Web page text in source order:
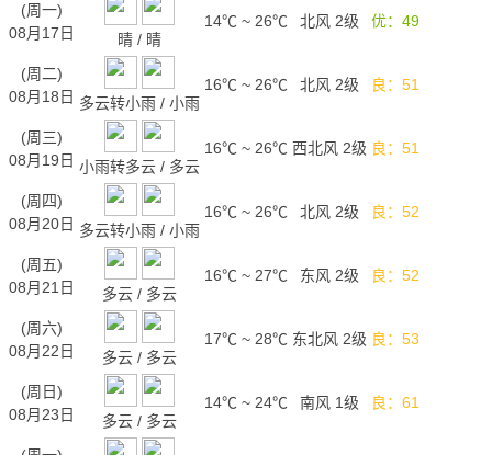
(周一)
08月17日
晴 / 晴
14℃ ~ 26℃ 北风 2级 优：49
(周二)
08月18日 多云转小雨 / 小雨
16℃ ~ 26℃ 北风 2级 良：51
(周三)
08月19日 小雨转多云 / 多云
16℃ ~ 26℃ 西北风 2级 良：51
(周四)
08月20日 多云转小雨 / 小雨
16℃ ~ 26℃ 北风 2级 良：52
(周五)
08月21日
多云 / 多云
16℃ ~ 27℃ 东风 2级 良：52
(周六)
08月22日
多云 / 多云
17℃ ~ 28℃ 东北风 2级 良：53
(周日)
08月23日
多云 / 多云
14℃ ~ 24℃ 南风 1级 良：61